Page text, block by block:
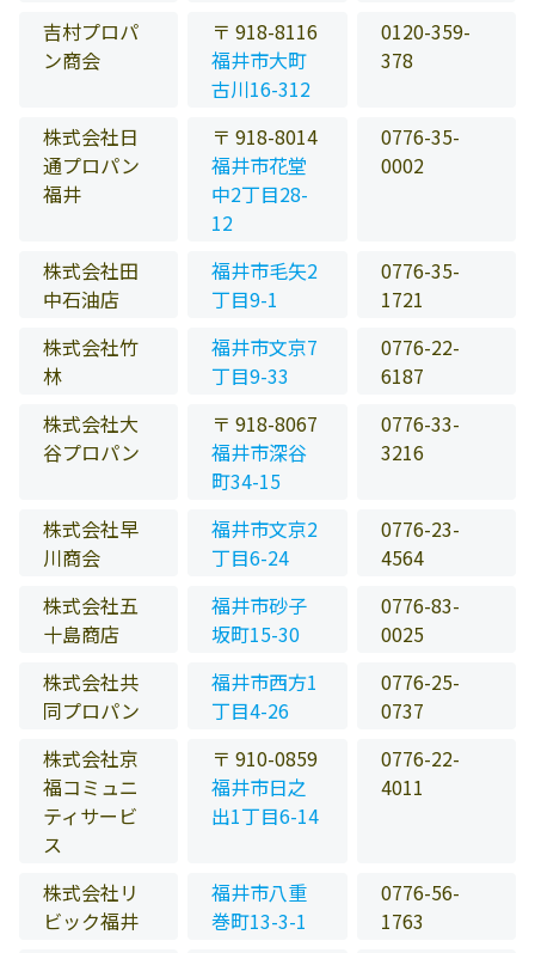
吉村プロパ
ン商会
〒 918-8116
福井市大町
古川16-312
0120-359-
378
株式会社日
通プロパン
福井
〒 918-8014
福井市花堂
中2丁目28-
12
0776-35-
0002
株式会社田
中石油店
福井市毛矢2
丁目9-1
0776-35-
1721
株式会社竹
林
福井市文京7
丁目9-33
0776-22-
6187
株式会社大
谷プロパン
〒 918-8067
福井市深谷
町34-15
0776-33-
3216
株式会社早
川商会
福井市文京2
丁目6-24
0776-23-
4564
株式会社五
十島商店
福井市砂子
坂町15-30
0776-83-
0025
株式会社共
同プロパン
福井市西方1
丁目4-26
0776-25-
0737
株式会社京
福コミュニ
ティサービ
ス
〒 910-0859
福井市日之
出1丁目6-14
0776-22-
4011
株式会社リ
ビック福井
福井市八重
巻町13-3-1
0776-56-
1763